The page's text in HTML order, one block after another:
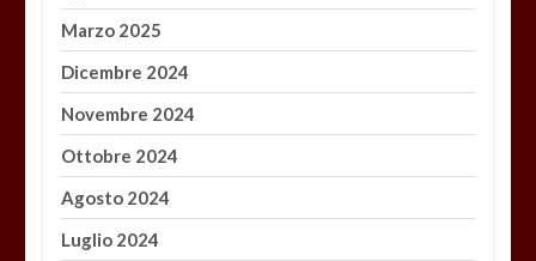
Marzo 2025
Dicembre 2024
Novembre 2024
Ottobre 2024
Agosto 2024
Luglio 2024